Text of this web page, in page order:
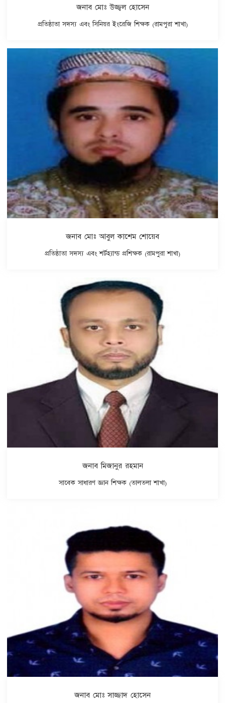
জনাব মোঃ উজ্জ্বল হোসেন
প্রতিষ্ঠাতা সদস্য এবং সিনিয়র ইংরেজি শিক্ষক (রামপুরা শাখা)
জনাব মোঃ আবুল কাশেম শোয়েব
প্রতিষ্ঠাতা সদস্য এবং শর্টহ্যান্ড প্রশিক্ষক (রামপুরা শাখা)
জনাব মিজানুর রহমান
সাবেক সাধারণ জ্ঞান শিক্ষক (তালতলা শাখা)
জনাব মোঃ সাজ্জাদ হোসেন